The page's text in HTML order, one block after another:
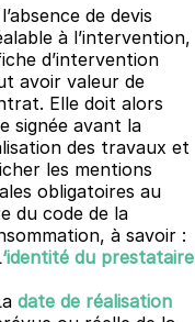
de devis
à l’intervention,
d’intervention
avoir valeur de
Elle doit alors
signée avant la
des travaux et
les mentions
obligatoires au
du code de la
à savoir :
‘identité du prestataire
date de réalisation